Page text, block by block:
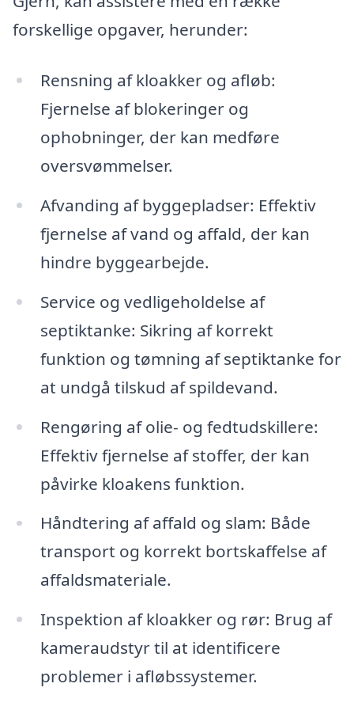
forskellige opgaver, herunder:
Rensning af kloakker og afløb:
Fjernelse af blokeringer og
ophobninger, der kan medføre
oversvømmelser.
Afvanding af byggepladser: Effektiv
fjernelse af vand og affald, der kan
hindre byggearbejde.
Service og vedligeholdelse af
septiktanke: Sikring af korrekt
funktion og tømning af septiktanke for
at undgå tilskud af spildevand.
Rengøring af olie- og fedtudskillere:
Effektiv fjernelse af stoffer, der kan
påvirke kloakens funktion.
Håndtering af affald og slam: Både
transport og korrekt bortskaffelse af
affaldsmateriale.
Inspektion af kloakker og rør: Brug af
kameraudstyr til at identificere
problemer i afløbssystemer.